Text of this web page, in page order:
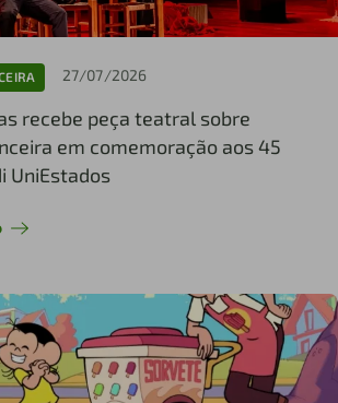
27/07/2026
recebe peça teatral sobre
em comemoração aos 45
UniEstados